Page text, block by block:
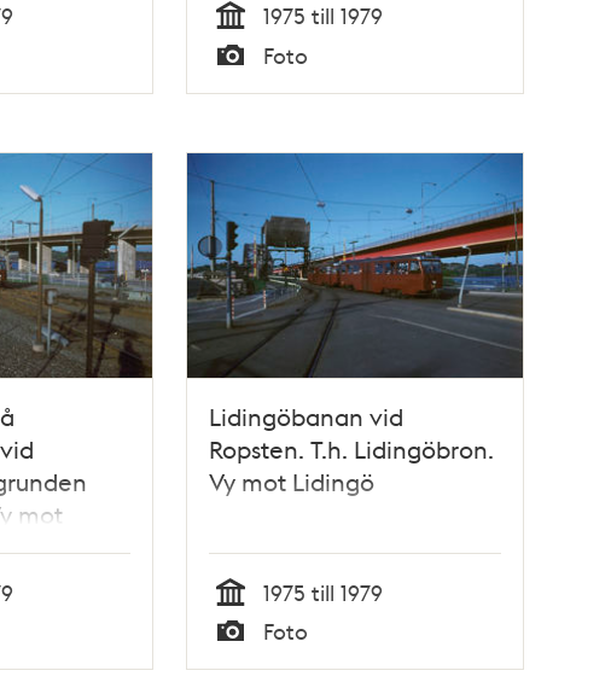
Tid
1975 till 1979
Foto
mot
Lidingöbanan vid
Ropsten. T.h. Lidingöbron.
Vy mot Lidingö
Tid
1975 till 1979
Typ
Foto